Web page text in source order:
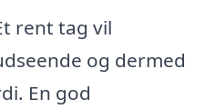
rent tag vil
og dermed
En god